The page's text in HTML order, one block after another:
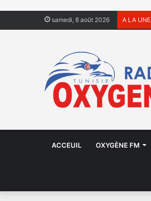
samedi, 8 août 2026 A LA UNE
ACCEUIL OXYGÈNE FM